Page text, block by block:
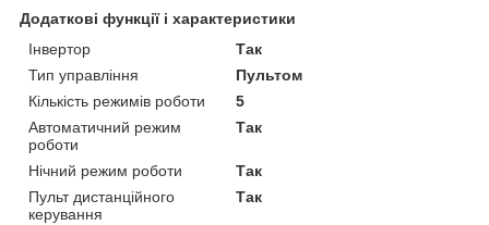
Додаткові функції і характеристики
Інвертор
Так
Тип управління
Пультом
Кількість режимів роботи
5
Автоматичний режим
роботи
Так
Нічний режим роботи
Так
Пульт дистанційного
керування
Так